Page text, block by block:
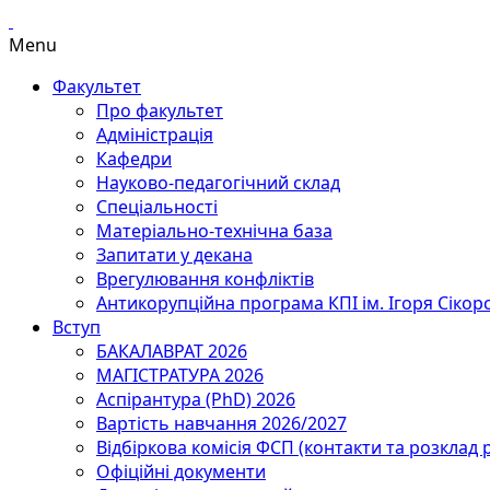
Menu
Факультет
Про факультет
Адміністрація
Кафедри
Науково-педагогічний склад
Спеціальності
Матеріально-технічна база
Запитати у декана
Врегулювання конфліктів
Антикорупційна програма КПІ ім. Ігоря
Вступ
БАКАЛАВРАТ 2026
МАГІСТРАТУРА 2026
Аспірантура (PhD) 2026
Вартість навчання 2026/2027
Відбіркова комісія ФСП (контакти та розклад
Офіційні документи